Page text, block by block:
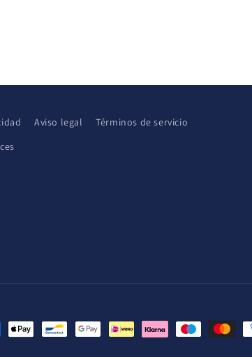
Aviso legal
Términos de servicio